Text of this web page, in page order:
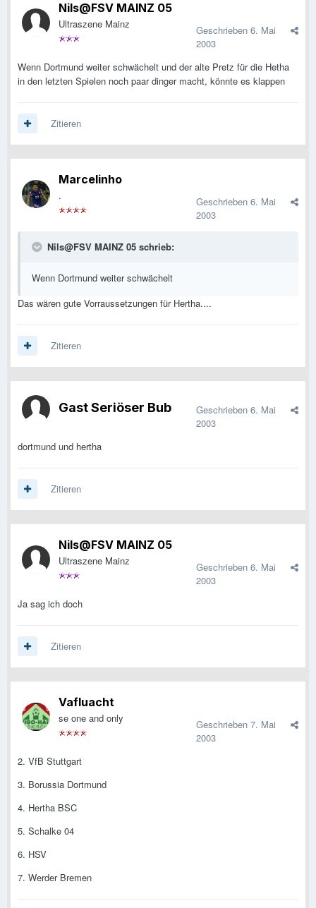
Nils@FSV MAINZ 05
Ultraszene Mainz Geschrieben 6. Mai
2003
Wenn Dortmund weiter schwächelt und der alte Pretz für die Hetha
in den letzten Spielen noch paar dinger macht, könnte es klappen
Zitieren
Marcelinho
. Geschrieben 6. Mai
2003
Nils@FSV MAINZ 05 schrieb:
Wenn Dortmund weiter schwächelt
Das wären gute Vorraussetzungen für Hertha....
Zitieren
Gast Seriöser Bub Geschrieben 6. Mai
2003
dortmund und hertha
Zitieren
Nils@FSV MAINZ 05
Ultraszene Mainz Geschrieben 6. Mai
2003
Ja sag ich doch
Zitieren
Vafluacht
se one and only Geschrieben 7. Mai
2003
2. VfB Stuttgart
3. Borussia Dortmund
4. Hertha BSC
5. Schalke 04
6. HSV
7. Werder Bremen